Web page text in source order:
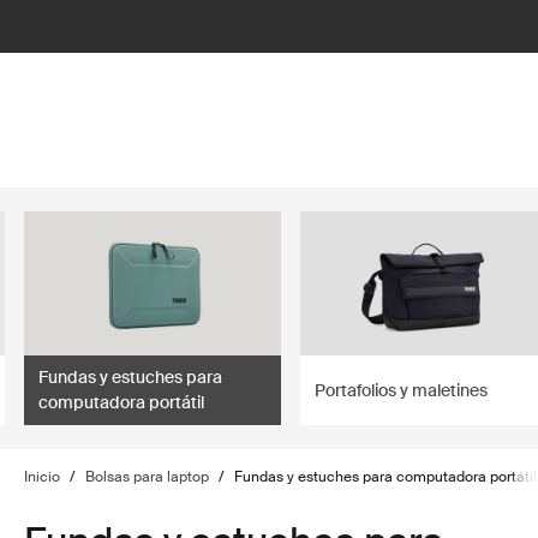
Fundas y estuches para
computadora portátil
Portafolios y maletines
Inicio / Bolsas para laptop / Fundas y estuches para computadora portátil